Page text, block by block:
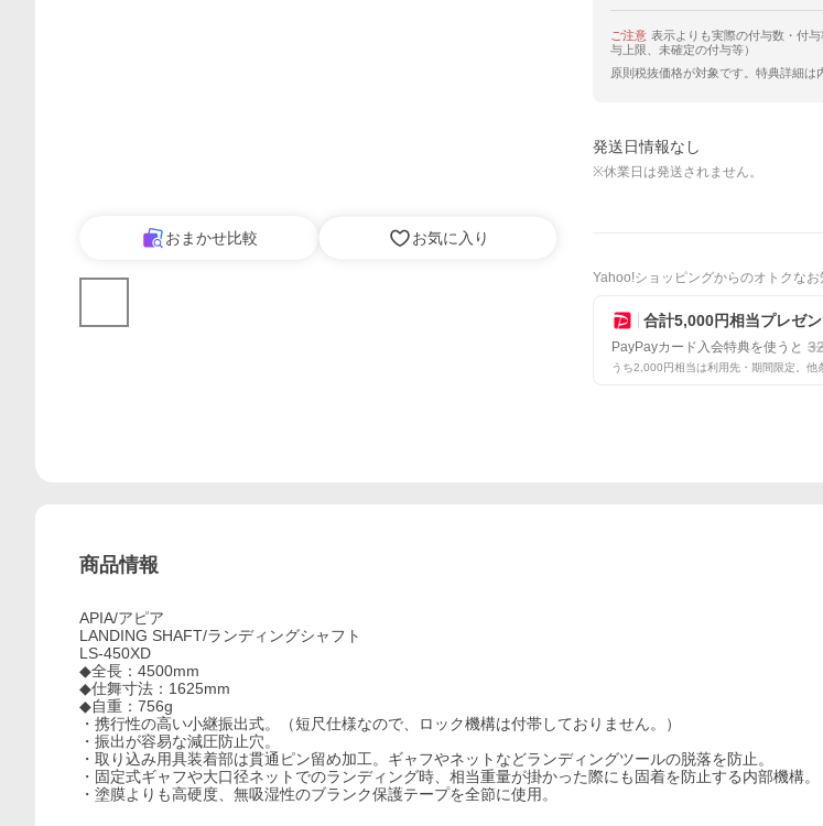
おまかせ比較 お気に入り
ご注意 表示よりも実際の付与数・付
与上限、未確定の付与等）
原則税抜価格が対象です。特典詳細は
発送日情報なし
※休業日は発送されません。
Yahoo!ショッピングからのオトクなお
合計5,000円相当プレゼン
PayPayカード入会特典を使うと
うち2,000円相当は利用先・期間限定。他
商品情報
APIA/アピア
LANDING SHAFT/ランディングシャフト
LS-450XD
◆全長：4500mm
◆仕舞寸法：1625mm
◆自重：756g
・携行性の高い小継振出式。（短尺仕様なので、ロック機構は付帯しておりません。）
・振出が容易な減圧防止穴。
・取り込み用具装着部は貫通ピン留め加工。ギャフやネットなどランディングツールの脱落を防止。
・固定式ギャフや大口径ネットでのランディング時、相当重量が掛かった際にも固着を防止する内部機構。
・塗膜よりも高硬度、無吸湿性のブランク保護テープを全節に使用。